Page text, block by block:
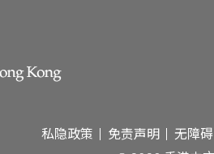
私隐政策 免责声明 无障